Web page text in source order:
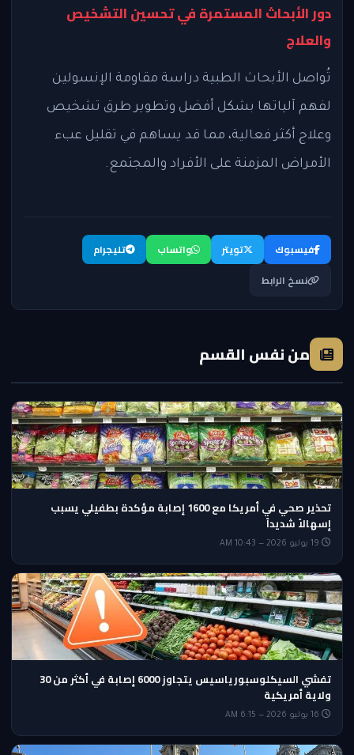
دور الأبحاث المستمرة في تحسين التشخيص
والعلاج
تُواصل الأبحاث الطبية دراسة مقاومة الإنسولين
لفهم آلياتها بشكل أفضل وتطوير طرق تشخيص
وعلاج أكثر فعالية، مما قد يساهم في تقليل عبء
الأمراض المزمنة على الأفراد والمجتمع.
فيسبوك تويتر واتساب
تليجرام
نسخ الرابط
من نفس القسم
تحذير صحي في أمريكا مع 1600 إصابة مؤكدة بطفيلي يسبب
إسهالاً شديداً
تفشي السيكلوسبورياسيس يتجاوز 6000 إصابة في أكثر من 30
ولاية أمريكية